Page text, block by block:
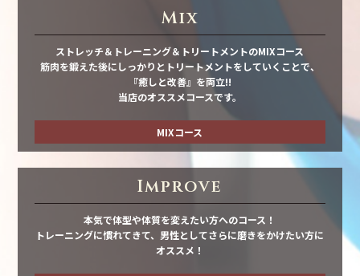
Mix
ストレッチ＆トレーニング＆トリートメントのMIXコース
筋肉を鍛えた後にしっかりとトリートメントをしていくことで、
『癒しと改善』を両立!!
当店のオススメコースです。
MIXコース
Improve
本気で体型や体質を変えたい方へのコース！
トレーニングに慣れてきて、男性としてさらに磨きをかけたい方に
オススメ！